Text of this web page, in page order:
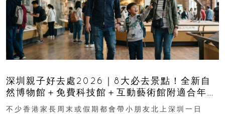
深圳親子好去處2026｜8大必去景點！全新自
然博物館＋免費科技館＋互動藝術館附適合年
齡、交通、門票、開放時間
不少香港家長周末或假期都會帶小朋友北上深圳一日